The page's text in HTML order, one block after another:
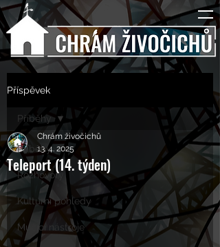
Příspěvek
Příběhy
Rozhovory
Kulturní pohledy
Mučící nástroje
Příběhy
Teleport (14. týden)
Chrám živočichů
13. 4. 2025